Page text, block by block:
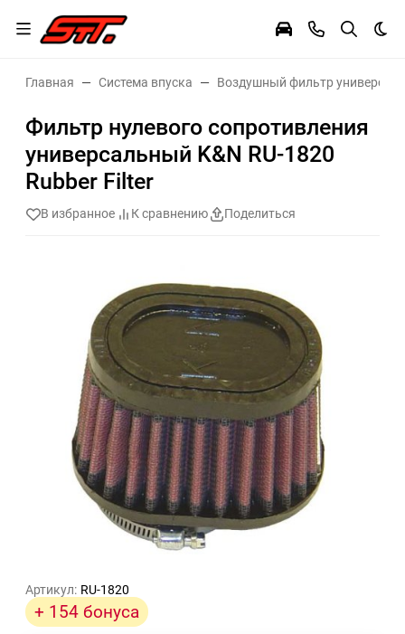
Главная Система впуска Воздушный фильтр
Фильтр нулевого сопротивления
универсальный K&N RU-1820
Rubber Filter
В избранное К сравнению Поделиться
Артикул: RU-1820
+ 154 бонуса